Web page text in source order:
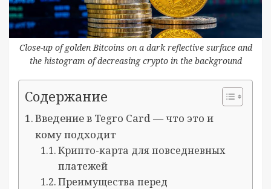
Close-up of golden Bitcoins on a dark reflective surface and
the histogram of decreasing crypto in the background
Содержание
Введение в Tegro Card — что это и
кому подходит
Крипто-карта для повседневных
платежей
Преимущества перед